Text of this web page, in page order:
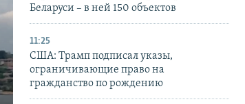
Беларуси – в ней 150 объектов
11:25
США: Трамп подписал указы,
ограничивающие право на
гражданство по рождению